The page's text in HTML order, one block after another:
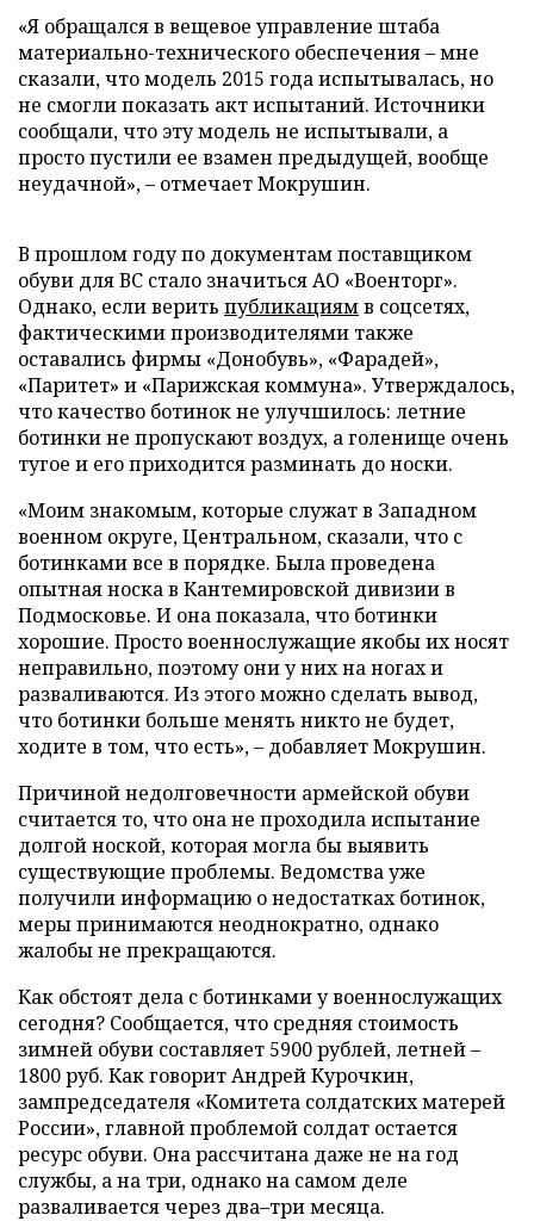
«Я обращался в вещевое управление штаба
материально-технического обеспечения – мне
сказали, что модель 2015 года испытывалась, но
не смогли показать акт испытаний. Источники
сообщали, что эту модель не испытывали, а
просто пустили ее взамен предыдущей, вообще
неудачной», – отмечает Мокрушин.
В прошлом году по документам поставщиком
обуви для ВС стало значиться АО «Военторг».
Однако, если верить публикациямв соцсетях,
фактическими производителями также
оставались фирмы «Донобувь», «Фарадей»,
«Паритет» и «Парижская коммуна». Утверждалось,
что качество ботинок не улучшилось: летние
ботинки не пропускают воздух, а голенище очень
тугое и его приходится разминать до носки.
«Моим знакомым, которые служат в Западном
военном округе, Центральном, сказали, что с
ботинками все в порядке. Была проведена
опытная носка в Кантемировской дивизии в
Подмосковье. И она показала, что ботинки
хорошие. Просто военнослужащие якобы их носят
неправильно, поэтому они у них на ногах и
разваливаются. Из этого можно сделать вывод,
что ботинки больше менять никто не будет,
ходите в том, что есть», – добавляет Мокрушин.
Причиной недолговечности армейской обуви
считается то, что она не проходила испытание
долгой ноской, которая могла бы выявить
существующие проблемы. Ведомства уже
получили информацию о недостатках ботинок,
меры принимаются неоднократно, однако
жалобы не прекращаются.
Как обстоят дела с ботинками у военнослужащих
сегодня? Сообщается, что средняя стоимость
зимней обуви составляет 5900 рублей, летней –
1800 руб. Как говорит Андрей Курочкин,
зампредседателя «Комитета солдатских матерей
России», главной проблемой солдат остается
ресурс обуви. Она рассчитана даже не на год
службы, а на три, однако на самом деле
разваливается через два–три месяца.